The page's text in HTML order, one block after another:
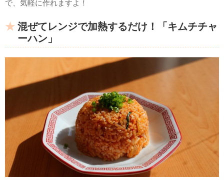
で、気軽に作れますよ！
混ぜてレンジで加熱するだけ！「キムチチャ
ーハン」